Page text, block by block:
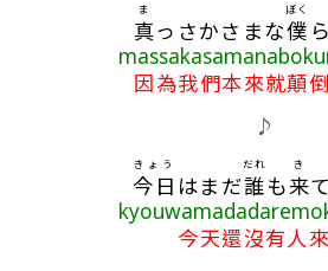
真
ま
っさかさまな僕
ぼく
因為我們本來就顛
♪
今日
きょう
はまだ誰
だれ
も来
き
今天還沒有人